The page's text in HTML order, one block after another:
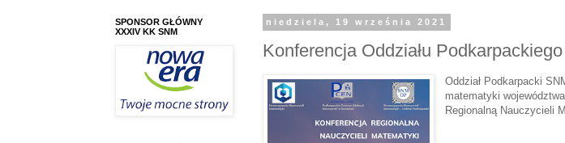
niedziela, 19 września 2021
Konferencja Oddziału
Oddział Podkarpacki
matematyki
Regionalną Nauczycieli
SPONSOR GŁÓWNY
XXXIV KK SNM